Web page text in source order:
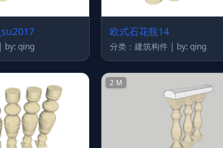
分类：建筑构件 | by: qing
欧式石花瓶14
分类：建筑构件 | by: qing
2 M